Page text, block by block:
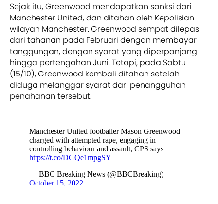
Sejak itu, Greenwood mendapatkan sanksi dari
Manchester United, dan ditahan oleh Kepolisian
wilayah Manchester. Greenwood sempat dilepas
dari tahanan pada Februari dengan membayar
tanggungan, dengan syarat yang diperpanjang
hingga pertengahan Juni. Tetapi, pada Sabtu
(15/10), Greenwood kembali ditahan setelah
diduga melanggar syarat dari penangguhan
penahanan tersebut.
Manchester United footballer Mason Greenwood
charged with attempted rape, engaging in
controlling behaviour and assault, CPS says
https://t.co/DGQe1mpgSY
— BBC Breaking News (@BBCBreaking)
October 15, 2022